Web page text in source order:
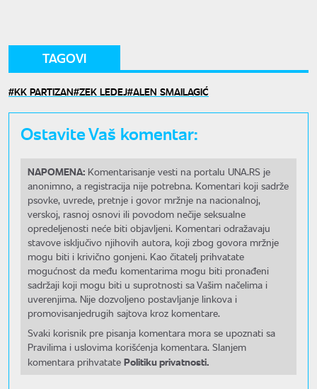
TAGOVI
KK PARTIZAN ZEK LEDEJ ALEN SMAILAGIĆ
Ostavite Vaš komentar:
NAPOMENA: Komentarisanje vesti na portalu UNA.RS je
anonimno, a registracija nije potrebna. Komentari koji sadrže
psovke, uvrede, pretnje i govor mržnje na nacionalnoj,
verskoj, rasnoj osnovi ili povodom nečije seksualne
opredeljenosti neće biti objavljeni. Komentari odražavaju
stavove isključivo njihovih autora, koji zbog govora mržnje
mogu biti i krivično gonjeni. Kao čitatelj prihvatate
mogućnost da među komentarima mogu biti pronađeni
sadržaji koji mogu biti u suprotnosti sa Vašim načelima i
uverenjima. Nije dozvoljeno postavljanje linkova i
promovisanjedrugih sajtova kroz komentare.
Svaki korisnik pre pisanja komentara mora se upoznati sa
Pravilima i uslovima korišćenja komentara. Slanjem
komentara prihvatate Politiku privatnosti.